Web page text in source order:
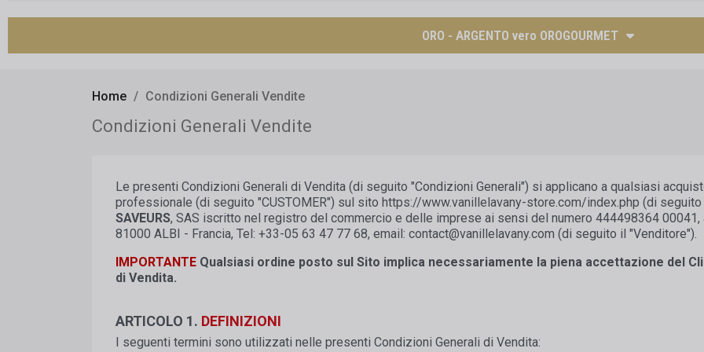
ORO - ARGENTO vero OROGOURMET
Home Condizioni Generali Vendite
Condizioni Generali Vendite
Le presenti Condizioni Generali di Vendita (di seguito "Condizioni Generali") si applicano a qualsiasi
professionale (di seguito "CUSTOMER") sul sito https://www.vanillelavany-store.com/index.php (di
SAVEURS, SAS iscritto nel registro del commercio e delle imprese ai sensi del numero 444498364 00041,
81000 ALBI - Francia, Tel: +33-05 63 47 77 68, email: contact@vanillelavany.com (di seguito il "Venditore").
IMPORTANTE Qualsiasi ordine posto sul Sito implica necessariamente la piena accettazione del
di Vendita.
ARTICOLO 1. DEFINIZIONI
I seguenti termini sono utilizzati nelle presenti Condizioni Generali di Vendita: